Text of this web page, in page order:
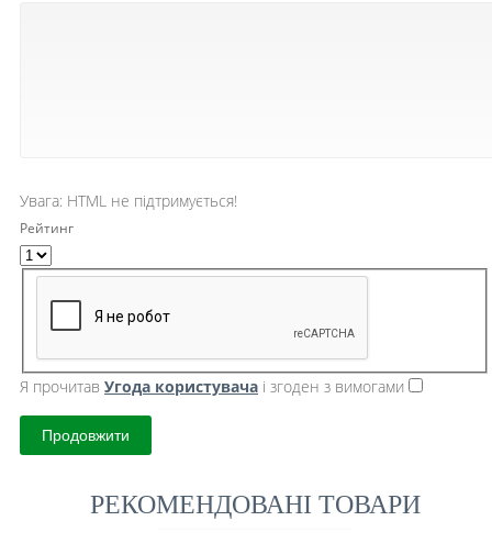
Увага: HTML не підтримується!
Рейтинг
Я прочитав Угода користувача і згоден з вимогами
Продовжити
РЕКОМЕНДОВАНІ ТОВАРИ